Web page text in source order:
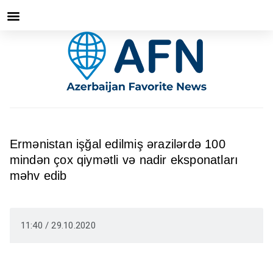
Ermənistan işğal edilmiş ərazilərdə 100
mindən çox qiymətli və nadir eksponatları
məhv edib
11:40 / 29.10.2020